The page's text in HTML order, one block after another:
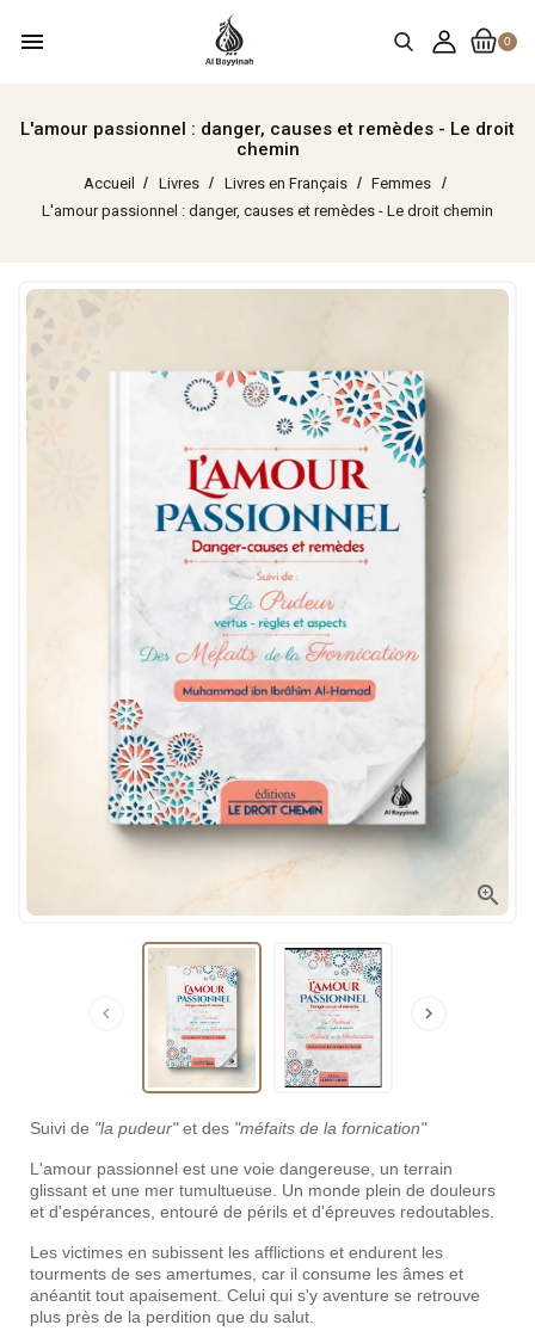
0
menu
L'amour passionnel : danger, causes et remèdes - Le droit
chemin
Accueil Livres Livres en Français
Femmes
L'amour passionnel : danger, causes et remèdes - Le droit chemin

 
Suivi de "la pudeur"et des "méfaits de la fornication"
L'amour passionnel est une voie dangereuse, un terrain
glissant et une mer tumultueuse. Un monde plein de douleurs
et d'espérances, entouré de périls et d'épreuves redoutables.
Les victimes en subissent les afflictions et endurent les
tourments de ses amertumes, car il consume les âmes et
anéantit tout apaisement. Celui qui s'y aventure se retrouve
plus près de la perdition que du salut.